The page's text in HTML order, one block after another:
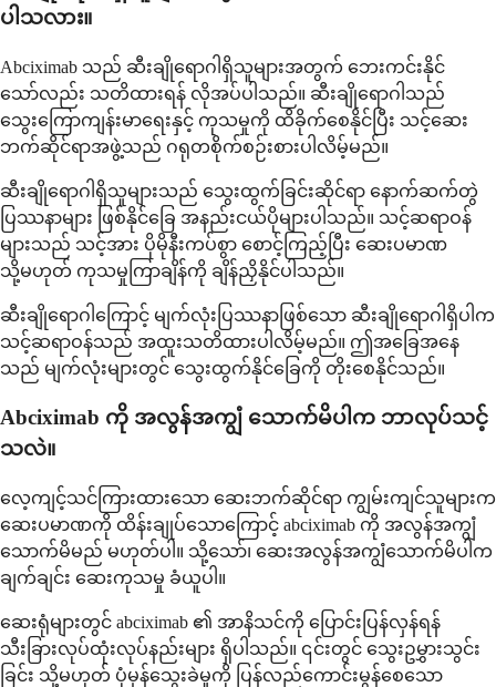
ပါသလား။
Abciximab သည် ဆီးချိုရောဂါရှိသူများအတွက် ဘေးကင်းနိုင်
သော်လည်း သတိထားရန် လိုအပ်ပါသည်။ ဆီးချိုရောဂါသည်
သွေးကြောကျန်းမာရေးနှင့် ကုသမှုကို ထိခိုက်စေနိုင်ပြီး သင့်ဆေး
ဘက်ဆိုင်ရာအဖွဲ့သည် ဂရုတစိုက်စဉ်းစားပါလိမ့်မည်။
ဆီးချိုရောဂါရှိသူများသည် သွေးထွက်ခြင်းဆိုင်ရာ နောက်ဆက်တွဲ
ပြဿနာများ ဖြစ်နိုင်ခြေ အနည်းငယ်ပိုများပါသည်။ သင့်ဆရာဝန်
များသည် သင့်အား ပိုမိုနီးကပ်စွာ စောင့်ကြည့်ပြီး ဆေးပမာဏ
သို့မဟုတ် ကုသမှုကြာချိန်ကို ချိန်ညှိနိုင်ပါသည်။
ဆီးချိုရောဂါကြောင့် မျက်လုံးပြဿနာဖြစ်သော ဆီးချိုရောဂါရှိပါက
သင့်ဆရာဝန်သည် အထူးသတိထားပါလိမ့်မည်။ ဤအခြေအနေ
သည် မျက်လုံးများတွင် သွေးထွက်နိုင်ခြေကို တိုးစေနိုင်သည်။
Abciximab ကို အလွန်အကျွံ သောက်မိပါက ဘာလုပ်သင့်
သလဲ။
လေ့ကျင့်သင်ကြားထားသော ဆေးဘက်ဆိုင်ရာ ကျွမ်းကျင်သူများက
ဆေးပမာဏကို ထိန်းချုပ်သောကြောင့် abciximab ကို အလွန်အကျွံ
သောက်မိမည် မဟုတ်ပါ။ သို့သော်၊ ဆေးအလွန်အကျွံသောက်မိပါက
ချက်ချင်း ဆေးကုသမှု ခံယူပါ။
ဆေးရုံများတွင် abciximab ၏ အာနိသင်ကို ပြောင်းပြန်လှန်ရန်
သီးခြားလုပ်ထုံးလုပ်နည်းများ ရှိပါသည်။ ၎င်းတွင် သွေးဥမွှားသွင်း
ခြင်း သို့မဟုတ် ပုံမှန်သွေးခဲမှုကို ပြန်လည်ကောင်းမွန်စေသော